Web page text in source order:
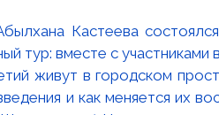
Кастеева
тур: вместе с участниками
живут в городском
и как меняется их